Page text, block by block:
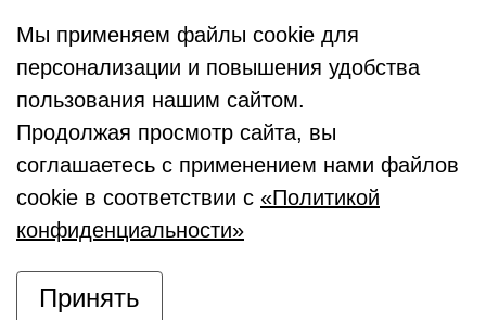
Мы применяем файлы cookie для
персонализации и повышения удобства
пользования нашим сайтом.
Продолжая просмотр сайта, вы
соглашаетесь с применением нами файлов
cookie в соответствии с «Политикой
конфиденциальности»
Принять